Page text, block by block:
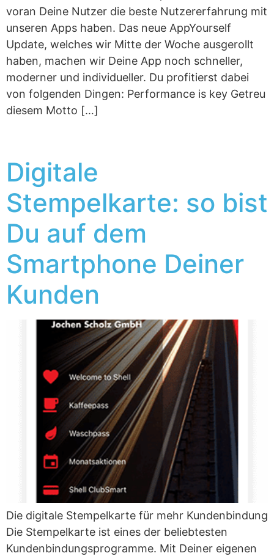
voran Deine Nutzer die beste Nutzererfahrung mit
unseren Apps haben. Das neue AppYourself
Update, welches wir Mitte der Woche ausgerollt
haben, machen wir Deine App noch schneller,
moderner und individueller. Du profitierst dabei
von folgenden Dingen: Performance is key Getreu
diesem Motto […]
Digitale
Stempelkarte: so bist
Du auf dem
Smartphone Deiner
Kunden
Die digitale Stempelkarte für mehr Kundenbindung
Die Stempelkarte ist eines der beliebtesten
Kundenbindungsprogramme. Mit Deiner eigenen